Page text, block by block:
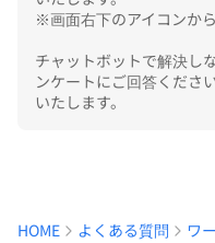
※画面右下のアイコンか
チャットボットで解決し
ンケートにご回答くださ
いたします。
HOME よくある質問 ワ